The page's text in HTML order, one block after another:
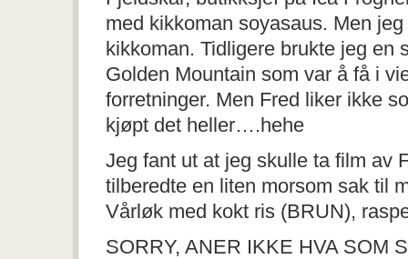
med kikkoman soyasaus. Men
kikkoman. Tidligere brukte jeg en
Golden Mountain som var å få i
forretninger. Men Fred liker ikke
kjøpt det heller….hehe
Jeg fant ut at jeg skulle ta film av
tilberedte en liten morsom sak til
Vårløk med kokt ris (BRUN),
SORRY, ANER IKKE HVA SOM